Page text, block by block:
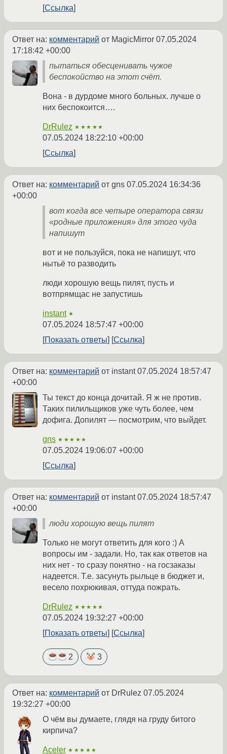
Ссылка
Ответ на: комментарий от MagicMirror 07.05.2024
17:18:42 +00:00
пытаться обесценивать чужое
беспокойство на этот счёт.
Вона - в дурдоме много больных. лучше о
них беспокоится….
DrRulez ★★★★★
07.05.2024 18:22:10 +00:00
Ссылка
Ответ на: комментарий от gns 07.05.2024 16:34:36
+00:00
вот когда все четыре оператора связи
«родные приложения» для этого чуда
напишут
вот и не пользуйся, пока не напишут, что
нытьё то разводить
люди хорошую вещь пилят, пусть и
вотпрямщас не запустишь
instant ★
07.05.2024 18:57:47 +00:00
Показать ответы
Ссылка
Ответ на: комментарий от instant07.05.2024 18:57:47
+00:00
Ты текст до конца дочитай. Я ж не против.
Таких пилильщиков уже чуть более, чем
дофига. Допилят — посмотрим, что выйдет.
gns ★★★★★
07.05.2024 19:06:07 +00:00
Ссылка
Ответ на: комментарий от instant07.05.2024 18:57:47
+00:00
люди хорошую вещь пилят
Только не могут ответить для кого :) А
вопросы им - задали. Но, так как ответов на
них нет - то сразу понятно - на госзаказы
надеется. Т.е. засунуть рыльце в бюджет и,
весело похрюкивая, оттуда пожрать.
DrRulez ★★★★★
07.05.2024 19:32:27 +00:00
Показать ответы
Ссылка
2 3
Ответ на: комментарий от DrRulez 07.05.2024
19:32:27 +00:00
О чём вы думаете, глядя на груду битого
кирпича?
Aceler ★★★★★